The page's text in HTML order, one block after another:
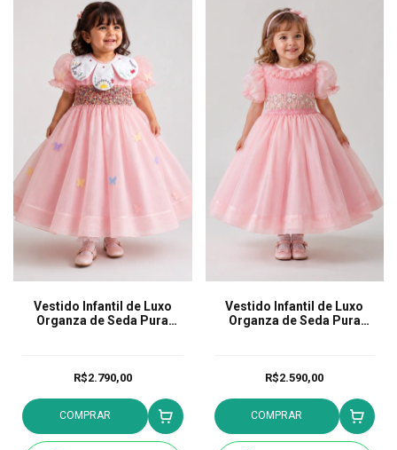
Vestido Infantil de Luxo
Organza de Seda Pura
R$2.790,00
COMPRAR
Vestido Infantil de Luxo
Organza de Seda Pura
R$2.590,00
COMPRAR